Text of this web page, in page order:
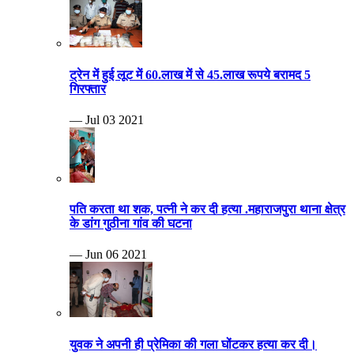
ट्रेन में हुई लूट में 60.लाख में से 45.लाख रूपये बरामद 5
गिरफ्तार
— Jul 03 2021
पति करता था शक, पत्नी ने कर दी हत्या .महाराजपुरा थाना क्षेत्र
के डांग गुठीना गांव की घटना
— Jun 06 2021
युवक ने अपनी ही प्रेमिका की गला घोंटकर हत्या कर दी।